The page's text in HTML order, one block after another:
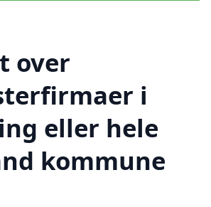
over
i
eller hele
kommune